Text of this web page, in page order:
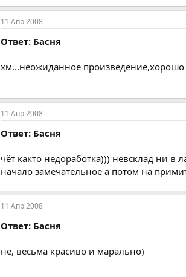
11 Апр 2008
Ответ: Басня
хм...неожиданное произведение,хорошо
11 Апр 2008
Ответ: Басня
чёт както недоработка))) невсклад ни в
начало замечательное а потом на
11 Апр 2008
Ответ: Басня
не, весьма красиво и марально)